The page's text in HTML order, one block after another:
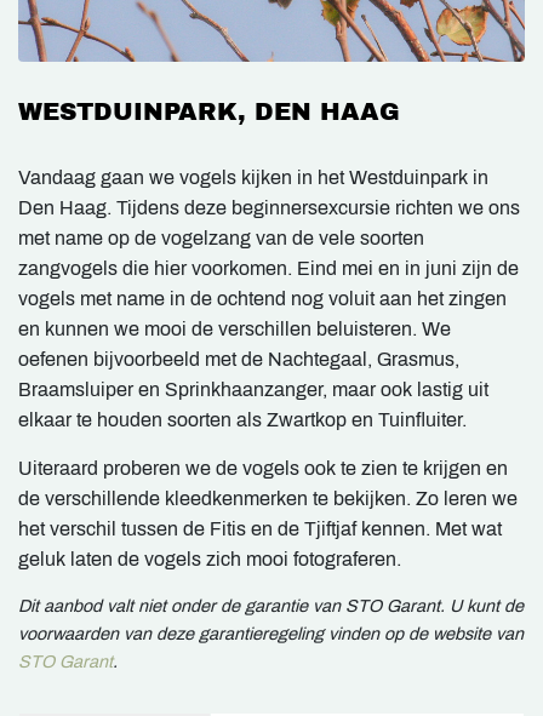
WESTDUINPARK, DEN HAAG
Vandaag gaan we vogels kijken in het Westduinpark in
Den Haag. Tijdens deze beginnersexcursie richten we ons
met name op de vogelzang van de vele soorten
zangvogels die hier voorkomen. Eind mei en in juni zijn de
vogels met name in de ochtend nog voluit aan het zingen
en kunnen we mooi de verschillen beluisteren. We
oefenen bijvoorbeeld met de Nachtegaal, Grasmus,
Braamsluiper en Sprinkhaanzanger, maar ook lastig uit
elkaar te houden soorten als Zwartkop en Tuinfluiter.
Uiteraard proberen we de vogels ook te zien te krijgen en
de verschillende kleedkenmerken te bekijken. Zo leren we
het verschil tussen de Fitis en de Tjiftjaf kennen. Met wat
geluk laten de vogels zich mooi fotograferen.
Dit aanbod valt niet onder de garantie van STO Garant. U kunt de
voorwaarden van deze garantieregeling vinden op de website van
STO Garant.